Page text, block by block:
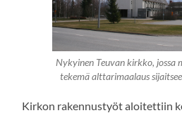
Nykyinen Teuvan kirkko, jossa
tekemä alttarimaalaus
Kirkon rakennustyöt aloitettiin